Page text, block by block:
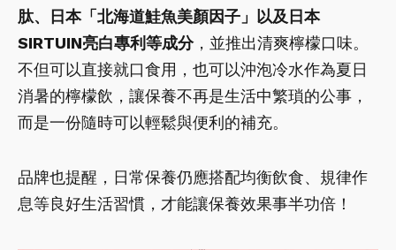
肽、日本「北海道鮭魚美顏因子」以及日本
SIRTUIN亮白專利等成分，並推出清爽檸檬口味。
不但可以直接就口食用，也可以沖泡冷水作為夏日
消暑的檸檬飲，讓保養不再是生活中繁瑣的公事，
而是一份隨時可以輕鬆與便利的補充。
品牌也提醒，日常保養仍應搭配均衡飲食、規律作
息等良好生活習慣，才能讓保養效果事半功倍！